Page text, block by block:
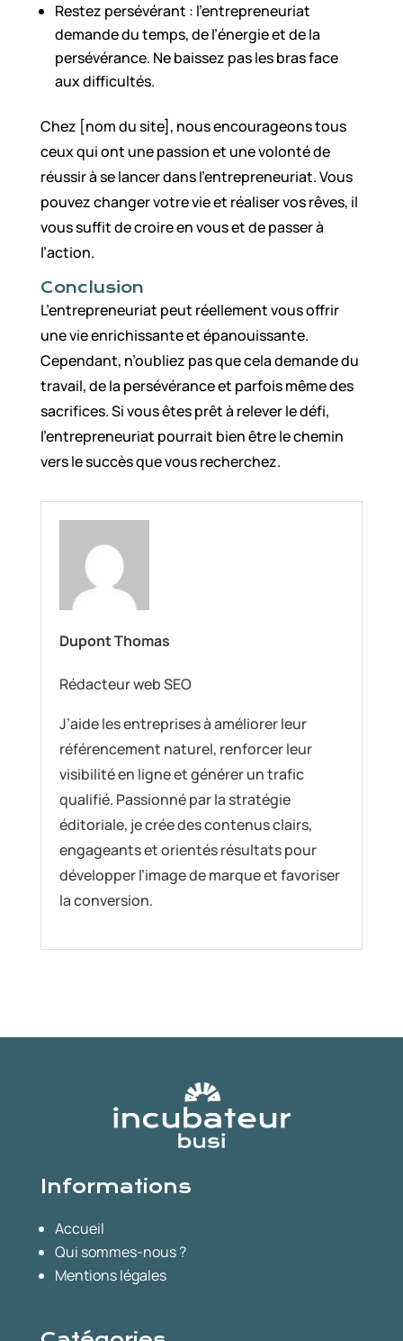
Restez persévérant : l’entrepreneuriat
demande du temps, de l’énergie et de la
persévérance. Ne baissez pas les bras face
aux difficultés.
Chez [nom du site], nous encourageons tous
ceux qui ont une passion et une volonté de
réussir à se lancer dans l’entrepreneuriat. Vous
pouvez changer votre vie et réaliser vos rêves, il
vous suffit de croire en vous et de passer à
l’action.
Conclusion
L’entrepreneuriat peut réellement vous offrir
une vie enrichissante et épanouissante.
Cependant, n’oubliez pas que cela demande du
travail, de la persévérance et parfois même des
sacrifices. Si vous êtes prêt à relever le défi,
l’entrepreneuriat pourrait bien être le chemin
vers le succès que vous recherchez.
Dupont Thomas
Rédacteur web SEO
J’aide les entreprises à améliorer leur
référencement naturel, renforcer leur
visibilité en ligne et générer un trafic
qualifié. Passionné par la stratégie
éditoriale, je crée des contenus clairs,
engageants et orientés résultats pour
développer l’image de marque et favoriser
la conversion.
Informations
Accueil
Qui sommes-nous ?
Mentions légales